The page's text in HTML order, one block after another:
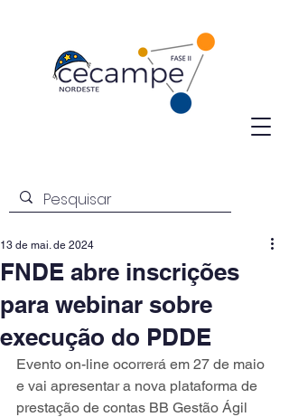
FNDE abre inscrições
para webinar sobre
execução do PDDE
13 de mai. de 2024
Evento on-line ocorrerá em 27 de maio
e vai apresentar a nova plataforma de
prestação de contas BB Gestão Ágil